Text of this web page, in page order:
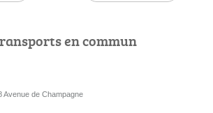
en commun
Avenue de Champagne